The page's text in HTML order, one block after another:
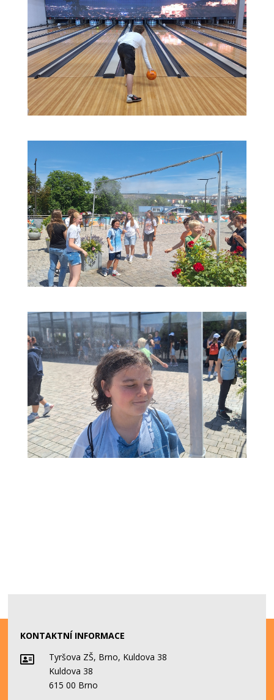
KONTAKTNÍ INFORMACE

Tyršova ZŠ, Brno, Kuldova 38
Kuldova 38
615 00 Brno